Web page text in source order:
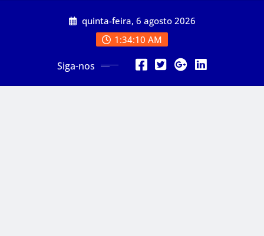
quinta-feira, 6 agosto 2026
1:34:12 AM
Siga-nos